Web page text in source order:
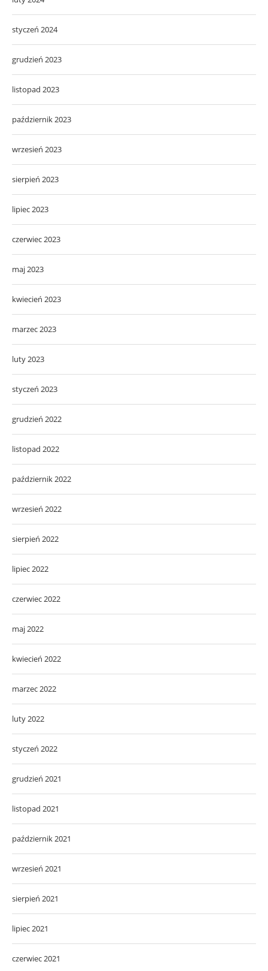
styczeń 2024
grudzień 2023
listopad 2023
październik 2023
wrzesień 2023
sierpień 2023
lipiec 2023
czerwiec 2023
maj 2023
kwiecień 2023
marzec 2023
luty 2023
styczeń 2023
grudzień 2022
listopad 2022
październik 2022
wrzesień 2022
sierpień 2022
lipiec 2022
czerwiec 2022
maj 2022
kwiecień 2022
marzec 2022
luty 2022
styczeń 2022
grudzień 2021
listopad 2021
październik 2021
wrzesień 2021
sierpień 2021
lipiec 2021
czerwiec 2021